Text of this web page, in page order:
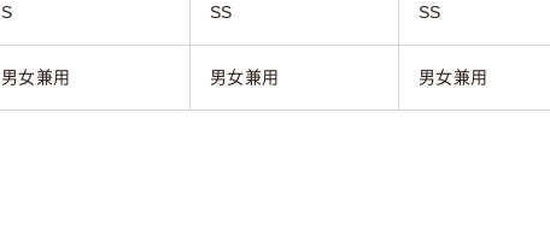
S SS SS
男女兼用 男女兼用 男女兼用